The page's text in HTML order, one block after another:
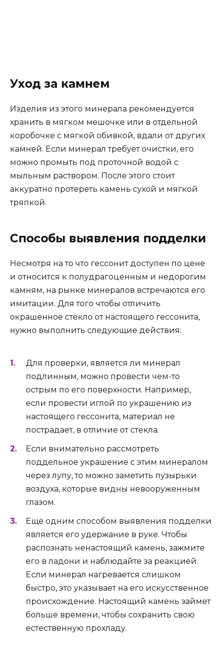
Уход за камнем
Изделия из этого минерала рекомендуется
хранить в мягком мешочке или в отдельной
коробочке с мягкой обивкой, вдали от других
камней. Если минерал требует очистки, его
можно промыть под проточной водой с
мыльным раствором. После этого стоит
аккуратно протереть камень сухой и мягкой
тряпкой.
Способы выявления подделки
Несмотря на то что гессонит доступен по цене
и относится к полудрагоценным и недорогим
камням, на рынке минералов встречаются его
имитации. Для того чтобы отличить
окрашенное стекло от настоящего гессонита,
нужно выполнить следующие действия:
Для проверки, является ли минерал
подлинным, можно провести чем-то
острым по его поверхности. Например,
если провести иглой по украшению из
настоящего гессонита, материал не
пострадает, в отличие от стекла.
Если внимательно рассмотреть
поддельное украшение с этим минералом
через лупу, то можно заметить пузырьки
воздуха, которые видны невооруженным
глазом.
Ещё одним способом выявления подделки
является его удержание в руке. Чтобы
распознать ненастоящий камень, зажмите
его в ладони и наблюдайте за реакцией.
Если минерал нагревается слишком
быстро, это указывает на его искусственное
происхождение. Настоящий камень займет
больше времени, чтобы сохранить свою
естественную прохладу.